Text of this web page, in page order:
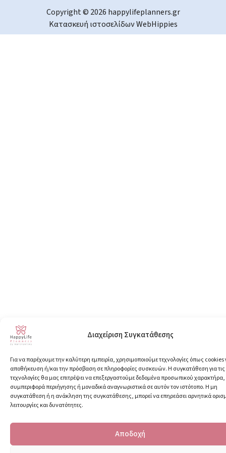
Διαχείριση Συγκατάθεσης
Για να παρέχουμε την καλύτερη εμπειρία, χρησιμοποιούμε τεχνολογίες όπως cookies
αποθήκευση ή/και την πρόσβαση σε πληροφορίες συσκευών. Η συγκατάθεση για
τεχνολογίες θα μας επιτρέψει να επεξεργαστούμε δεδομένα προσωπικού
συμπεριφορά περιήγησης ή μοναδικά αναγνωριστικά σε αυτόν τον ιστότοπο. Η μη
συγκατάθεση ή η ανάκληση της συγκατάθεσης, μπορεί να επηρεάσει αρνητικά
λειτουργίες και δυνατότητες.
Αποδοχή
Copyright © 2026 happylifeplanners.gr
Κατασκευή ιστοσελίδωνWebHippies